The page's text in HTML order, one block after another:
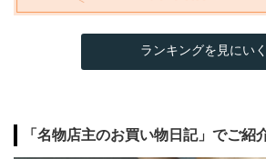
ランキングを見にいく
「名物店主のお買い物日記」でご紹